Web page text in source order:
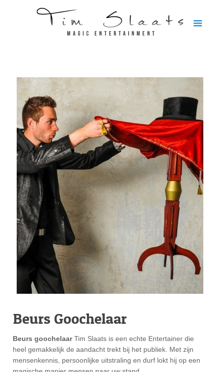
Beurs Goochelaar
Beurs goochelaarTim Slaats is een echte Entertainer die
heel gemakkelijk de aandacht trekt bij het publiek. Met zijn
mensenkennis, persoonlijke uitstraling en durf lokt hij op een